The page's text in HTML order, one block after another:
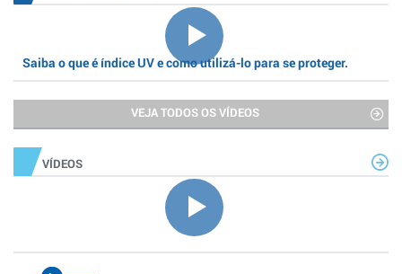
Saiba o que é índice UV e como utilizá-lo para se proteger.
VEJA TODOS OS VÍDEOS
VÍDEOS